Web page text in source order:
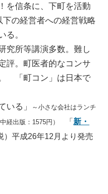
を信条に、下町を活動
の経営者への経営戦略
る。
究所等講演多数。難し
評。町医者的なコンサ
「町コン」は日本で
いる」
～小さな会社はランチ
経出版：1575円）
「 新・
）平成26年12月より発売